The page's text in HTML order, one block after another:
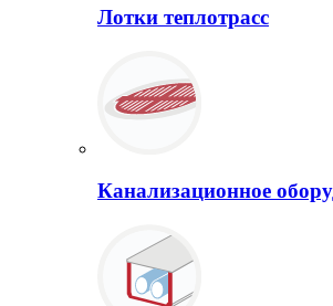
Лотки теплотрасс
Канализационное